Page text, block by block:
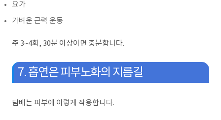
요가
가벼운 근력 운동
주 3~4회, 30분 이상이면 충분합니다.
7. 흡연은 피부노화의 지름길
담배는 피부에 이렇게 작용합니다.